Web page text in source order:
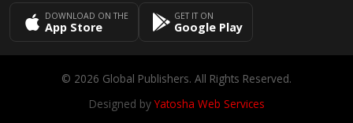
DOWNLOAD ON THE
App Store
GET IT ON
Google Play
© 2026 Global Publishers. All Rights Reserved.
Designed byYatosha Web Services